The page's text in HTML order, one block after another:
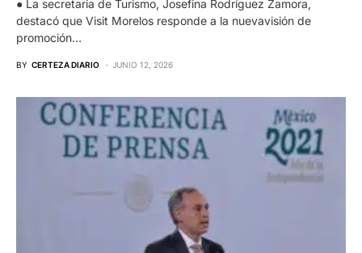
● La secretaria de Turismo, Josefina Rodríguez Zamora,
destacó que Visit Morelos responde a la nuevavisión de
promoción…
BY CERTEZA DIARIO JUNIO 12, 2026